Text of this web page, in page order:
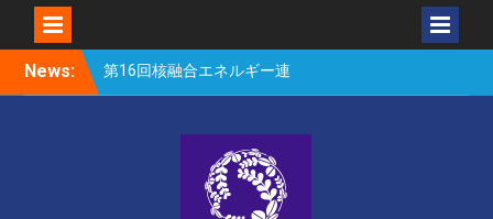
News:
第16回核融合エネルギー連
合講演会（笠田、Park、
村、Lee、He、Bae）
楽しい理科のはなし（仙台
市立松森小学校）
第16回核融合エネルギー連